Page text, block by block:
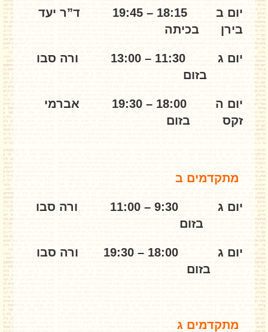
יום ב 18:15 – 19:45 ד”ר יעד
בירן בכיתה
יום ג 11:30 – 13:00 ורה סבו
בזום
יום ה 18:00 – 19:30 אברמי
זקס בזום
מתקדמים ב
יום ג 9:30 – 11:00 ורה סבו
בזום
יום ג 18:00 – 19:30 ורה סבו
בזום
מתקדמים ג